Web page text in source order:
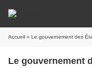
Accueil » Le gouvernement des États-Unis refuse
Le gouvernement